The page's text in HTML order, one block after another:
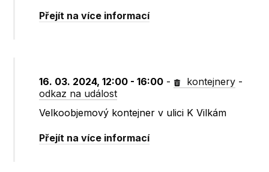
Přejít na více informací
16. 03. 2024, 12:00 - 16:00 - kontejnery -
odkaz na událost
Velkoobjemový kontejner v ulici K Vilkám
Přejít na více informací